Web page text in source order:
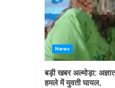
News
बड़ी खबर अल्मोड़ा:
हमले में युवती घायल,